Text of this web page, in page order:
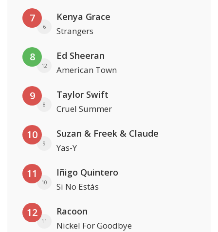
7
6
Kenya Grace
Strangers
8
12
Ed Sheeran
American Town
9
8
Taylor Swift
Cruel Summer
10
9
Suzan & Freek & Claude
Yas-Y
11
10
Iñigo Quintero
Si No Estás
12
11
Racoon
Nickel For Goodbye